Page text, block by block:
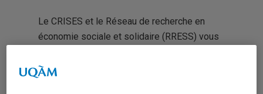
Le CRISES et le Réseau de recherche en
économie sociale et solidaire (RRESS) vous
méso de l’économie sociale et solidaire :